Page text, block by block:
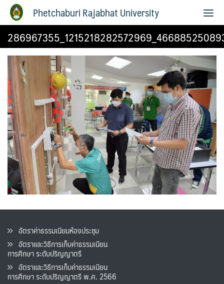
Phetchaburi Rajabhat University
อัตราค่าธรรมเนียมห้องประชุม
อัตราและวิธีการเก็บค่าธรรมเนียน
การศึกษา ระดับปริญญาตรี
อัตราและวิธีการเก็บค่าธรรมเนียน
การศึกษา ระดับปริญญาตรี พ.ศ. 2566